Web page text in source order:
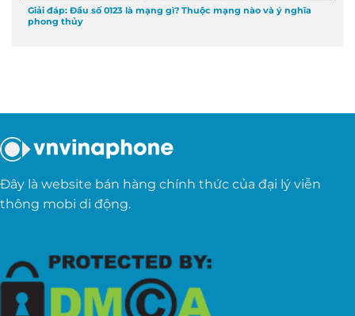
Giải đáp: Đầu số 0123 là mạng gì? Thuộc mạng nào và ý nghĩa
phong thủy
Đây là website bán hàng chính thức của đại lý viễn
thông mobi di động.